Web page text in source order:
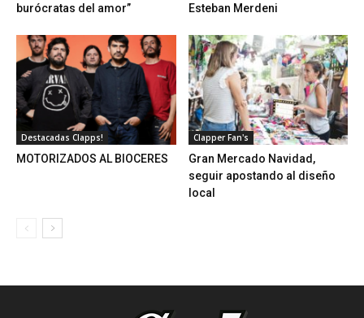
burócratas del amor”
Esteban Merdeni
Destacadas Clapps!
MOTORIZADOS AL BIOCERES
Clapper Fan's
Gran Mercado Navidad,
seguir apostando al diseño
local